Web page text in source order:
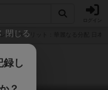
レートスプリット：華麗なる分配 日本
閉じる
録し